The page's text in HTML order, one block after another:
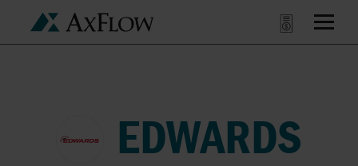
EDWARDS